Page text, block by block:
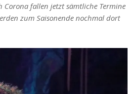
fallen jetzt sämtliche Termine
zum Saisonende nochmal dort